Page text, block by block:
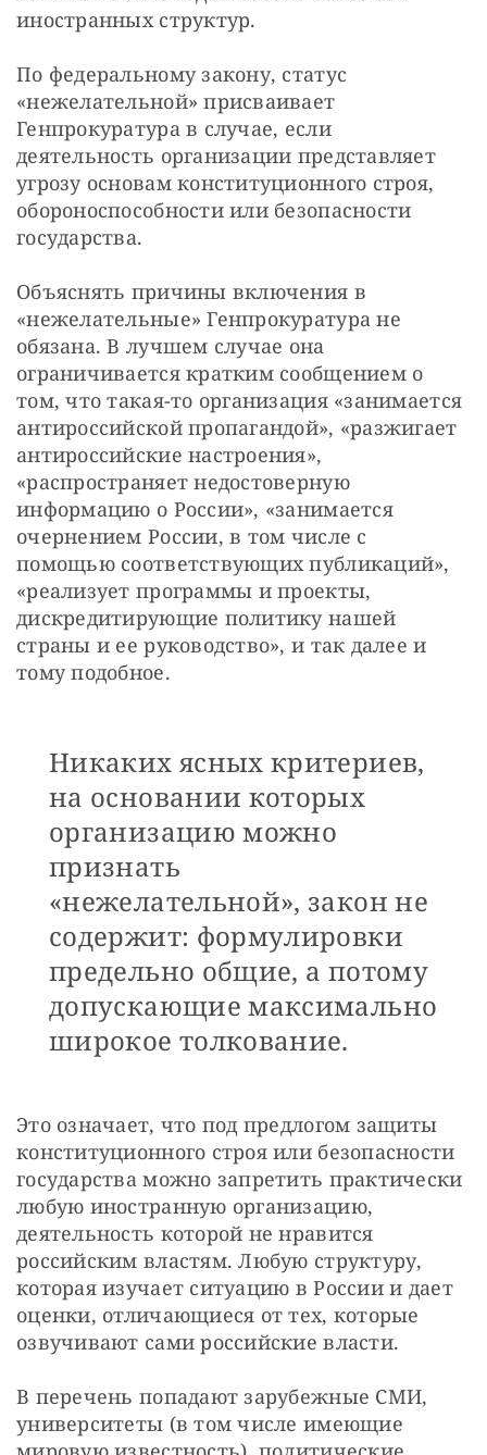
иностранных структур.
По федеральному закону, статус
«нежелательной» присваивает
Генпрокуратура в случае, если
деятельность организации представляет
угрозу основам конституционного строя,
обороноспособности или безопасности
государства.
Объяснять причины включения в
«нежелательные» Генпрокуратура не
обязана. В лучшем случае она
ограничивается кратким сообщением о
том, что такая-то организация «занимается
антироссийской пропагандой», «разжигает
антироссийские настроения»,
«распространяет недостоверную
информацию о России», «занимается
очернением России, в том числе с
помощью соответствующих публикаций»,
«реализует программы и проекты,
дискредитирующие политику нашей
страны и ее руководство», и так далее и
тому подобное.
Никаких ясных критериев,
на основании которых
организацию можно
признать
«нежелательной», закон не
содержит: формулировки
предельно общие, а потому
допускающие максимально
широкое толкование.
Это означает, что под предлогом защиты
конституционного строя или безопасности
государства можно запретить практически
любую иностранную организацию,
деятельность которой не нравится
российским властям. Любую структуру,
которая изучает ситуацию в России и дает
оценки, отличающиеся от тех, которые
озвучивают сами российские власти.
В перечень попадают зарубежные СМИ,
университеты (в том числе имеющие